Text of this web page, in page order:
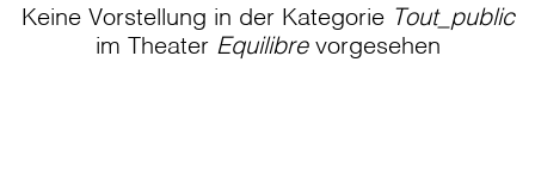
Keine Vorstellung in der Kategorie Tout_public
im Theater Equilibrevorgesehen